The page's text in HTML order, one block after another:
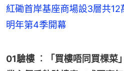
紅磡首岸基座商場設3層共
明年第4季開幕
01驗樓 ︰「買樓唔同買棵菜